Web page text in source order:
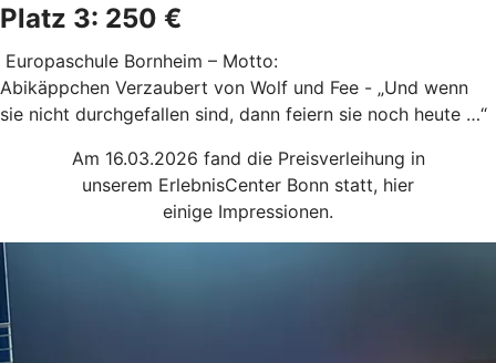
Platz 3: 250 €
Europaschule Bornheim – Motto:
Abikäppchen Verzaubert von Wolf und Fee - „Und wenn
sie nicht durchgefallen sind, dann feiern sie noch heute …“
Am 16.03.2026 fand die Preisverleihung in
unserem ErlebnisCenter Bonn statt, hier
einige Impressionen.